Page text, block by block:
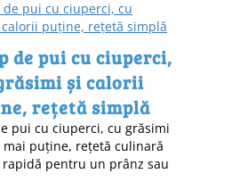
de pui cu ciuperci,
și calorii
rețetă simplă
pui cu ciuperci, cu grăsimi
mai puține, rețetă culinară
pentru un prânz sau